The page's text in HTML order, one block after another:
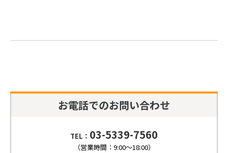
お電話でのお問い合わせ
TEL： 03-5339-7560
（営業時間：9:00～18:00）